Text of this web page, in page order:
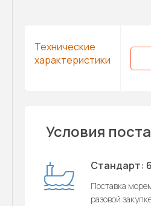
Технические
характеристики
Условия
Стандарт:
Поставка
разовой